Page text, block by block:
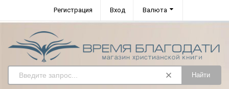
Регистрация Вход Валюта
Найти